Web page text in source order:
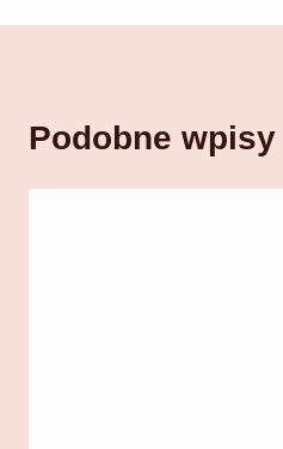
Podobne wpisy